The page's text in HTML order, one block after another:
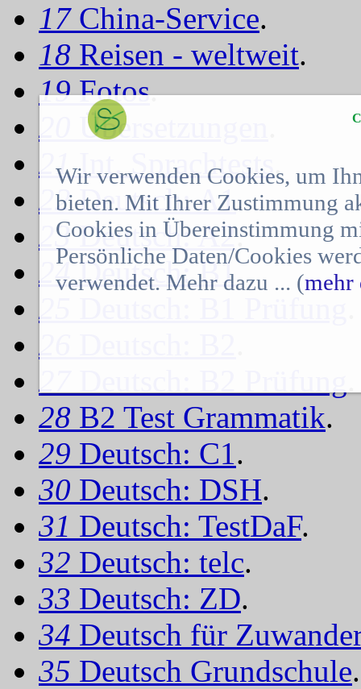
17 China-Service.
18 Reisen - weltweit.
19Fotos.
20
Übersetzungen
21Int. Sprachtests
22Deutsch: A1.
23Deutsch: A2.
24Deutsch: B1.
25
26
27
28 B2 Test Grammatik.
29 Deutsch: C1.
30 Deutsch: DSH.
31 Deutsch: TestDaF.
32 Deutsch: telc.
33 Deutsch: ZD.
34 Deutsch für
35 Deutsch Grundschule.
Wir verwenden Cookies, um
bieten. Mit Ihrer Zustimmung
Cookies in Übereinstimmung
Persönliche Daten/Cookies
verwendet. Mehr dazu ... (mehr